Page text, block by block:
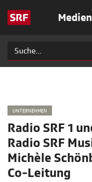
UNTERNEHMEN
Radio SRF 1
Radio SRF
Michèle
Co-Leitung